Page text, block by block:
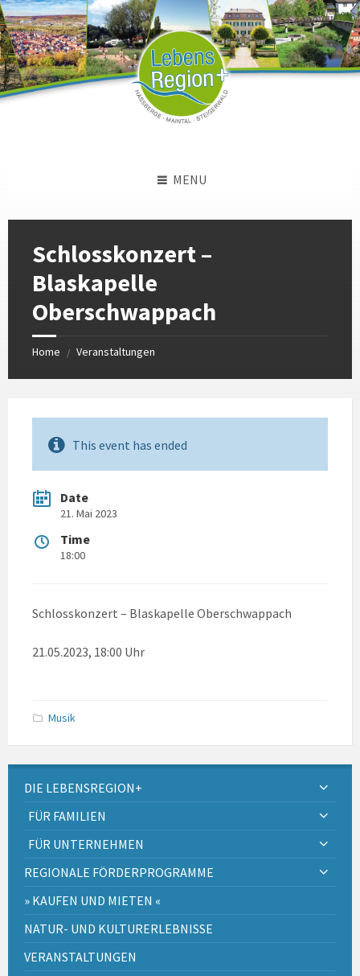
Skip
to
content
Skip
to
left
sidebar
Skip
to
footer
MENU
Schlosskonzert –
Blaskapelle
Oberschwappach
Home / Veranstaltungen
This event has ended
Date
21. Mai 2023
Time
18:00
Schlosskonzert – Blaskapelle Oberschwappach
21.05.2023, 18:00 Uhr
Musik
DIE LEBENSREGION+
FÜR FAMILIEN
FÜR UNTERNEHMEN
REGIONALE FÖRDERPROGRAMME
» KAUFEN UND MIETEN «
NATUR- UND KULTURERLEBNISSE
VERANSTALTUNGEN